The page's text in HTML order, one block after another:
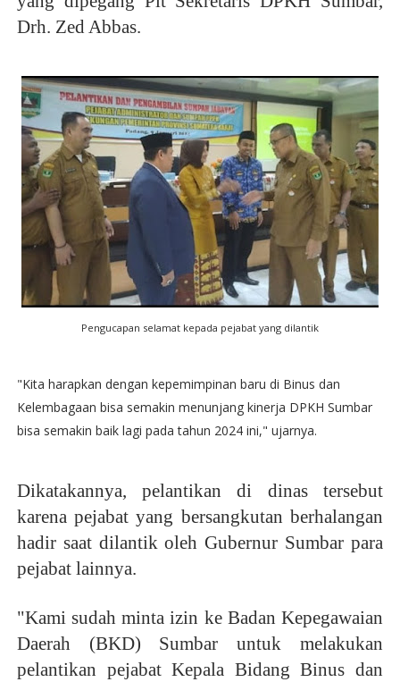
Drh. Zed Abbas.
Pengucapan selamat kepada pejabat yang dilantik
"Kita harapkan dengan kepemimpinan baru di Binus dan
Kelembagaan bisa semakin menunjang kinerja DPKH Sumbar
bisa semakin baik lagi pada tahun 2024 ini," ujarnya.
Dikatakannya, pelantikan di dinas tersebut
karena pejabat yang bersangkutan berhalangan
hadir saat dilantik oleh Gubernur Sumbar para
pejabat lainnya.
"Kami sudah minta izin ke Badan Kepegawaian
Daerah (BKD) Sumbar untuk melakukan
pelantikan pejabat Kepala Bidang Binus dan